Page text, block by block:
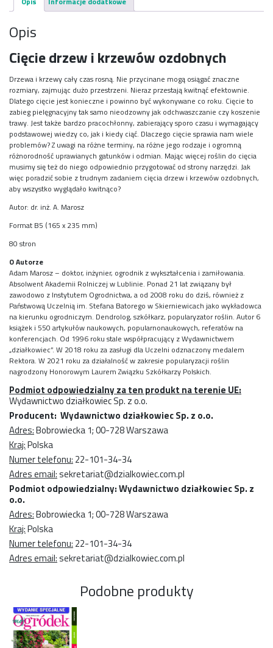
Opis
Cięcie drzew i krzewów ozdobnych
Drzewa i krzewy cały czas rosną. Nie przycinane mogą osiągać znaczne
rozmiary, zajmując dużo przestrzeni. Nieraz przestają kwitnąć efektownie.
Dlatego cięcie jest konieczne i powinno być wykonywane co roku. Cięcie to
zabieg pielęgnacyjny tak samo nieodzowny jak odchwaszczanie czy koszenie
trawy. Jest także bardzo pracochłonny, zabierający sporo czasu i wymagający
podstawowej wiedzy co, jak i kiedy ciąć. Dlaczego cięcie sprawia nam wiele
problemów? Z uwagi na różne terminy, na różne jego rodzaje i ogromną
różnorodność uprawianych gatunków i odmian. Mając więcej roślin do cięcia
musimy się też do niego odpowiednio przygotować od strony narzędzi. Jak
więc poradzić sobie z trudnym zadaniem cięcia drzew i krzewów ozdobnych,
aby wszystko wyglądało kwitnąco?
Autor: dr. inż. A. Marosz
Format B5 (165 x 235 mm)
80 stron
O Autorze
Adam Marosz – doktor, inżynier, ogrodnik z wykształcenia i zamiłowania.
Absolwent Akademii Rolniczej w Lublinie. Ponad 21 lat związany był
zawodowo z Instytutem Ogrodnictwa, a od 2008 roku do dziś, również z
Państwową Uczelnią im. Stefana Batorego w Skierniewicach jako wykładowca
na kierunku ogrodniczym. Dendrolog, szkółkarz, popularyzator roślin. Autor 6
książek i 550 artykułów naukowych, popularnonaukowych, referatów na
konferencjach. Od 1996 roku stale współpracujący z Wydawnictwem
„działkowiec”. W 2018 roku za zasługi dla Uczelni odznaczony medalem
Rektora. W 2021 roku za działalność w zakresie popularyzacji roślin
nagrodzony Honorowym Laurem Związku Szkółkarzy Polskich.
Podmiot odpowiedzialny za ten produkt na terenie UE:
Wydawnictwo działkowiec Sp. z o.o.
Producent: Wydawnictwo działkowiec Sp. z o.o.
Adres:Bobrowiecka 1; 00-728 Warszawa
Kraj:Polska
Numer telefonu: 22-101-34-34
Adres email:sekretariat@dzialkowiec.com.pl
Podmiot odpowiedzialny: Wydawnictwo działkowiec Sp. z
o.o.
Adres:Bobrowiecka 1; 00-728 Warszawa
Kraj:Polska
Numer telefonu: 22-101-34-34
Adres email:sekretariat@dzialkowiec.com.pl
Podobne produkty